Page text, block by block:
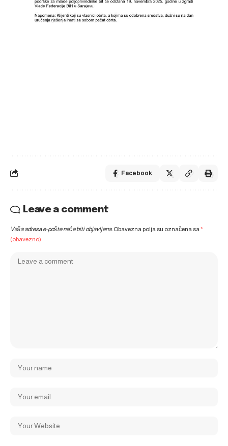
Facebook
Leave a comment
Vaša adresa e-pošte neće biti objavljena. Obavezna polja su označena sa *
(obavezno)